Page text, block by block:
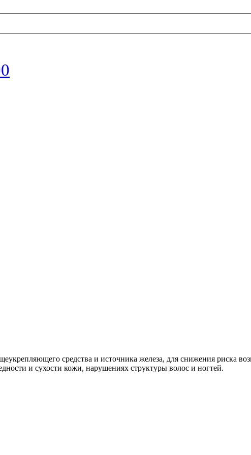
средства и источника железа, для снижения риска
и сухости кожи, нарушениях структуры волос и ногтей.